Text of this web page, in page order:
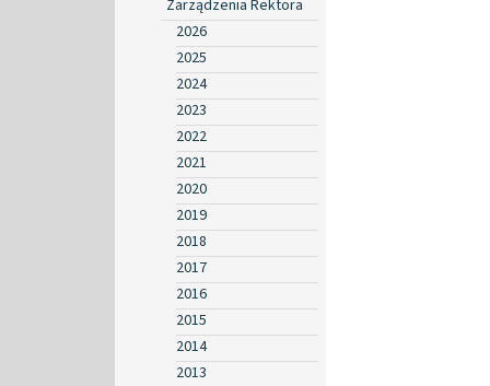
Zarządzenia Rektora
2026
2025
2024
2023
2022
2021
2020
2019
2018
2017
2016
2015
2014
2013